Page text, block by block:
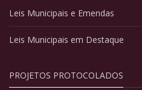
Leis Municipais e Emendas
Leis Municipais em Destaque
PROJETOS PROTOCOLADOS